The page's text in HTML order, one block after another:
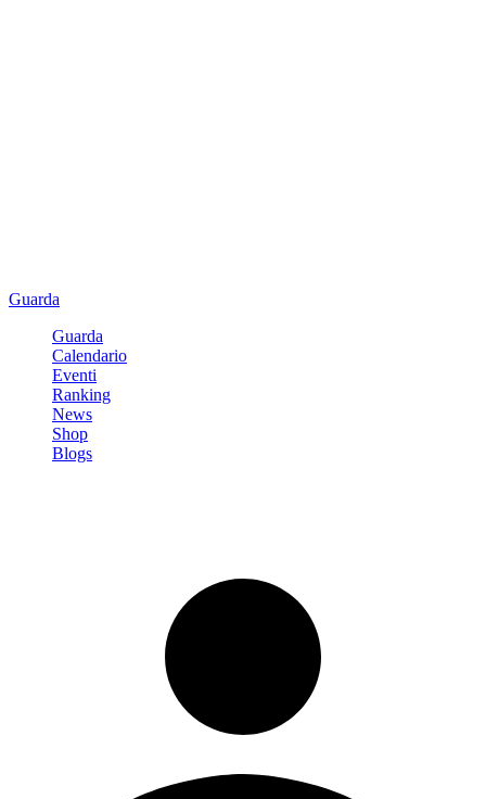
Guarda
Guarda
Calendario
Eventi
Ranking
News
Shop
Blogs